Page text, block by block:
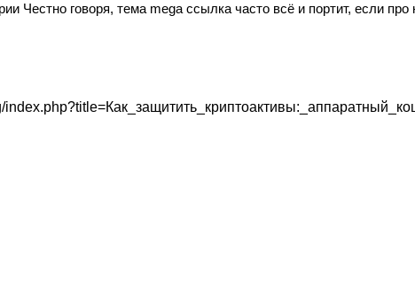
Честно говоря, тема mega ссылка часто всё и портит, если